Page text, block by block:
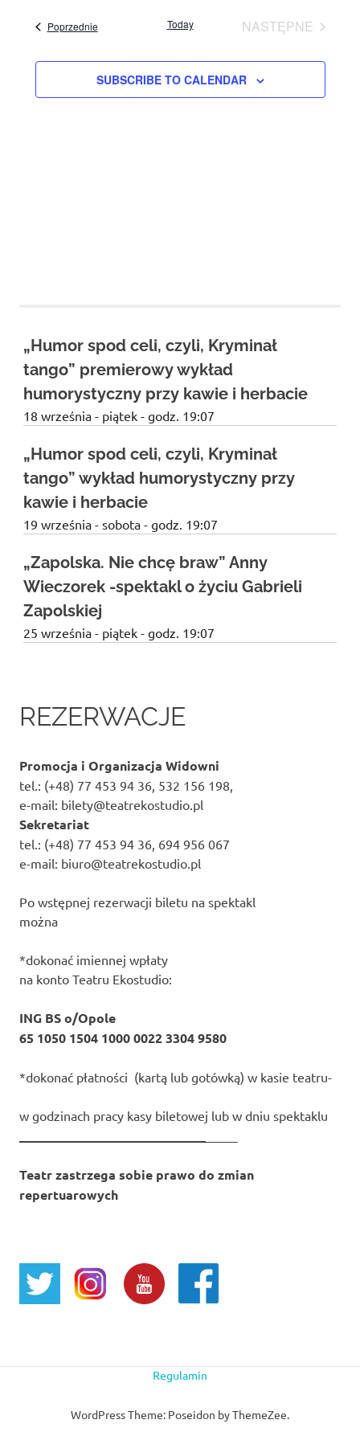
zaprasza
widzów
PoprzednieEvents Today
NASTĘPNE
SUBSCRIBE TO CALENDAR
„Humor spod celi, czyli, Kryminał
tango” premierowy wykład
humorystyczny przy kawie i herbacie
18 września - piątek - godz. 19:07
„Humor spod celi, czyli, Kryminał
tango” wykład humorystyczny przy
kawie i herbacie
19 września - sobota - godz. 19:07
„Zapolska. Nie chcę braw” Anny
Wieczorek -spektakl o życiu Gabrieli
Zapolskiej
25 września - piątek - godz. 19:07
REZERWACJE
Promocja i Organizacja Widowni
tel.: (+48) 77 453 94 36, 532 156 198,
e-mail: bilety@teatrekostudio.pl
Sekretariat
tel.: (+48) 77 453 94 36, 694 956 067
e-mail: biuro@teatrekostudio.pl
Po wstępnej rezerwacji biletu na spektakl
można
*dokonać imiennej wpłaty
na konto Teatru Ekostudio:
ING BS o/Opole
65 1050 1504 1000 0022 3304 9580
*dokonać płatności (kartą lub gotówką) w kasie teatru-
w godzinach pracy kasy biletowej lub w dniu spektaklu
Teatr zastrzega sobie prawo do zmian
repertuarowych
Regulamin
WordPress Theme: Poseidon by ThemeZee.